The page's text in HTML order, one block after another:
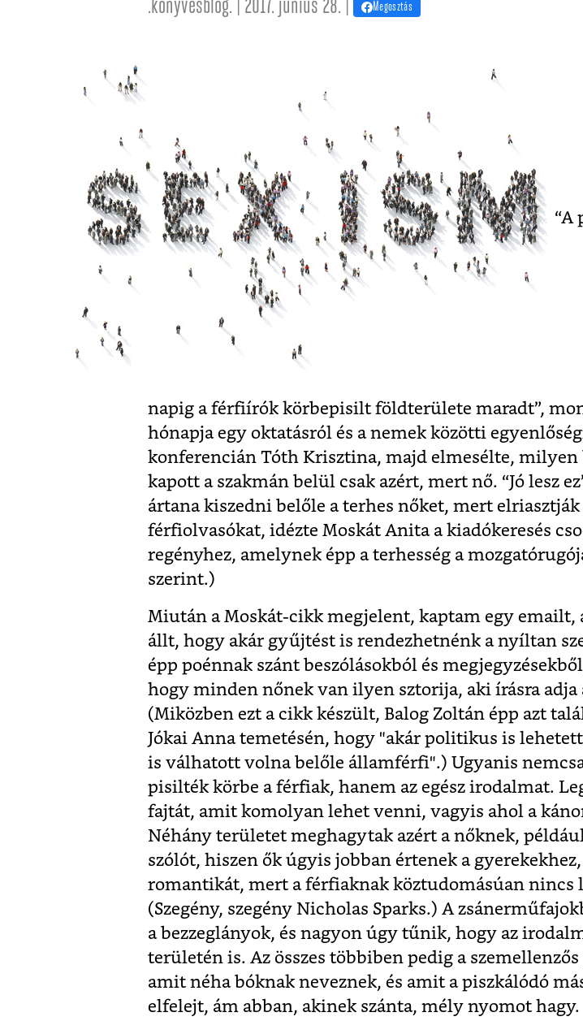
.konyvesblog. | 2017. június 28. | Megosztás
“A
napig a férfiírók körbepisilt földterülete maradt”,
hónapja egy oktatásról és a nemek közötti
konferencián Tóth Krisztina, majd elmesélte, milyen
kapott a szakmán belül csak azért, mert nő. “Jó lesz
ártana kiszedni belőle a terhes nőket, mert elriasztják
férfiolvasókat, idézte Moskát Anita a kiadókeresés
regényhez, amelynek épp a terhesség a
szerint.)
Miután a Moskát-cikk megjelent, kaptam egy emailt,
állt, hogy akár gyűjtést is rendezhetnénk a nyíltan
épp poénnak szánt beszólásokból és
hogy minden nőnek van ilyen sztorija, aki írásra adja
(Miközben ezt a cikk készült, Balog Zoltán épp azt
Jókai Anna temetésén, hogy "akár politikus is
is válhatott volna belőle államférfi".) Ugyanis
pisilték körbe a férfiak, hanem az egész irodalmat.
fajtát, amit komolyan lehet venni, vagyis ahol a
Néhány területet meghagytak azért a nőknek,
szólót, hiszen ők úgyis jobban értenek a
romantikát, mert a férfiaknak köztudomásúan nincs
(Szegény, szegény Nicholas Sparks.) A
a bezzeglányok, és nagyon úgy tűnik, hogy az
területén is. Az összes többiben pedig a szemellenzős
amit néha bóknak neveznek, és amit a piszkálódó
elfelejt, ám abban, akinek szánta, mély nyomot hagy.